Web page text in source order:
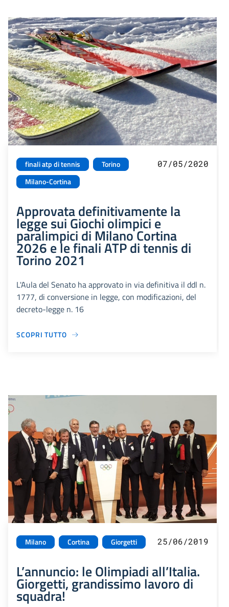
finali atp di tennis
Torino
Milano-Cortina
07/05/2020
Approvata definitivamente la
legge sui Giochi olimpici e
paralimpici di Milano Cortina
2026 e le finali ATP di tennis di
Torino 2021
L'Aula del Senato ha approvato in via definitiva il ddl n.
1777, di conversione in legge, con modificazioni, del
decreto-legge n. 16
SCOPRI TUTTO
Milano Cortina Giorgetti 25/06/2019
L’annuncio: le Olimpiadi all’Italia.
Giorgetti, grandissimo lavoro di
squadra!